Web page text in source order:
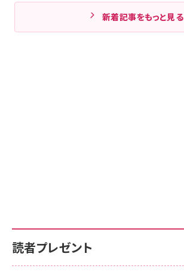
新着記事をもっと見る
読者プレゼント